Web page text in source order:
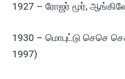
1927 – ரோஜர் மூர்,
1930 – மொபுட்டு செசெ
1997)